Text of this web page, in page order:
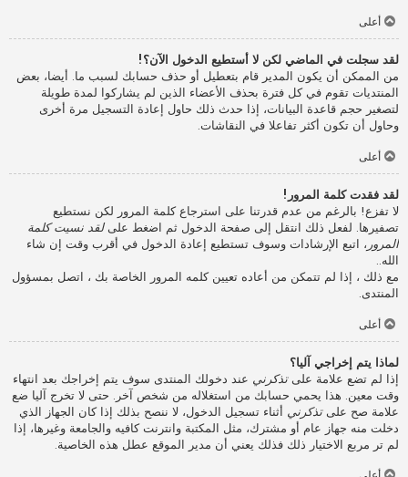
أعلى
لقد سجلت في الماضي لكن لا أستطيع الدخول الآن؟!
من الممكن أن يكون المدير قام بتعطيل أو حذف حسابك لسبب ما. أيضا، بعض
المنتديات تقوم في كل فترة بحذف الأعضاء الذين لم يشاركوا لمدة طويلة
لتصغير حجم قاعدة البيانات، إذا حدث ذلك حاول إعادة التسجيل مرة أخرى
وحاول أن تكون أكثر تفاعلا في النقاشات.
أعلى
لقد فقدت كلمة المرور!
لا تفزع! بالرغم من عدم قدرتنا على استرجاع كلمة المرور لكن نستطيع
تصفيرها. لفعل ذلك انتقل إلى صفحة الدخول ثم اضغط علىلقد نسيت كلمة
المرور ، اتبع الإرشادات وسوف تستطيع إعادة الدخول في أقرب وقت إن شاء
الله..
مع ذلك ، إذا لم تتمكن من أعاده تعيين كلمه المرور الخاصة بك ، اتصل بمسؤول
المنتدى.
أعلى
لماذا يتم إخراجي آليا؟
إذا لم تضع علامة علىتذكرني عند دخولك المنتدى سوف يتم إخراجك بعد انتهاء
وقت معين. هذا يحمي حسابك من استغلاله من شخص آخر. حتى لا تخرج آليا ضع
علامة صح علىتذكرني أثناء تسجيل الدخول، لا ننصح بذلك إذا كان الجهاز الذي
دخلت منه جهاز عام أو مشترك، مثل المكتبة وانترنت كافيه والجامعة وغيرها، إذا
لم تر مربع الاختيار ذلك فذلك يعني أن مدير الموقع عطل هذه الخاصية.